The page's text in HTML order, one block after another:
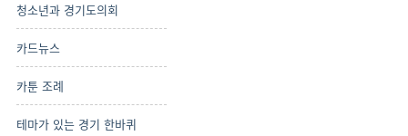
청소년과 경기도의회
카드뉴스
카툰 조례
테마가 있는 경기 한바퀴